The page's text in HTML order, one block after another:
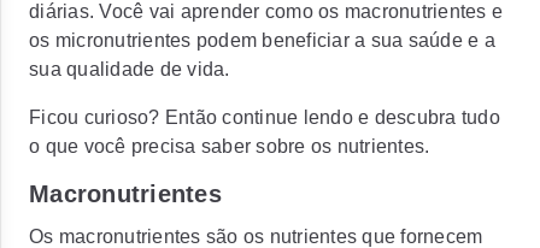
diárias. Você vai aprender como os macronutrientes e
os micronutrientes podem beneficiar a sua saúde e a
sua qualidade de vida.
Ficou curioso? Então continue lendo e descubra tudo
o que você precisa saber sobre os nutrientes.
Macronutrientes
Os macronutrientes são os nutrientes que fornecem